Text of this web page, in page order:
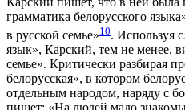
грамматика белорусского
в русской семье»10. Используя
язык», Карский, тем не менее,
семье». Критически разбирая
белорусская», в котором
отдельным народом, наряду с
пишет: «На людей мало